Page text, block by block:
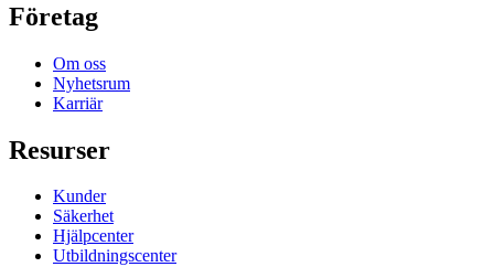
Företag
Om oss
Nyhetsrum
Karriär
Resurser
Kunder
Säkerhet
Hjälpcenter
Utbildningscenter